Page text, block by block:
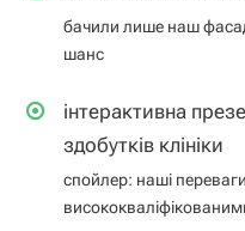
бачили лише наш
шанс
інтерактивна
здобутків клініки
спойлер: наші